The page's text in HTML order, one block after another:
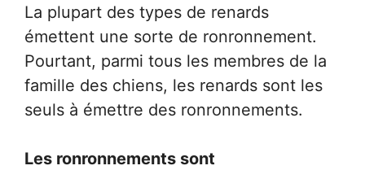
La plupart des types de renards
émettent une sorte de ronronnement.
Pourtant, parmi tous les membres de la
famille des chiens, les renards sont les
seuls à émettre des ronronnements.
Les ronronnements sont